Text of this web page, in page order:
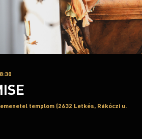
templom (2632 Letkés, Rákóczi u.